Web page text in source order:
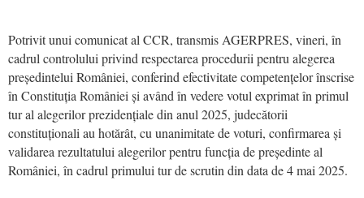
Potrivit unui comunicat al CCR, transmis AGERPRES, vineri, în
cadrul controlului privind respectarea procedurii pentru alegerea
președintelui României, conferind efectivitate competențelor înscrise
în Constituția României și având în vedere votul exprimat în primul
tur al alegerilor prezidențiale din anul 2025, judecătorii
constituționali au hotărât, cu unanimitate de voturi, confirmarea și
validarea rezultatului alegerilor pentru funcția de președinte al
României, în cadrul primului tur de scrutin din data de 4 mai 2025.